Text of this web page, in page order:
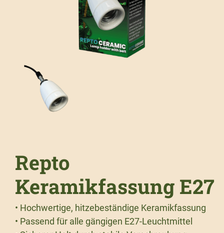
Repto
Keramikfassung E27
• Hochwertige, hitzebeständige Keramikfassung
• Passend für alle gängigen E27-Leuchtmittel